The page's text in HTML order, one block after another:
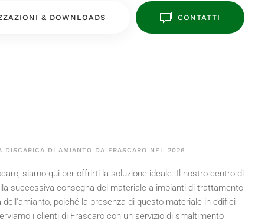
& DOWNLOADS CONTATTI
DISCARICA DI AMIANTO DA FRASCARO NEL 2026
siamo qui per offrirti la soluzione ideale. Il nostro centro di
successiva consegna del materiale a impianti di trattamento
poiché la presenza di questo materiale in edifici
i clienti di Frascaro con un servizio di smaltimento